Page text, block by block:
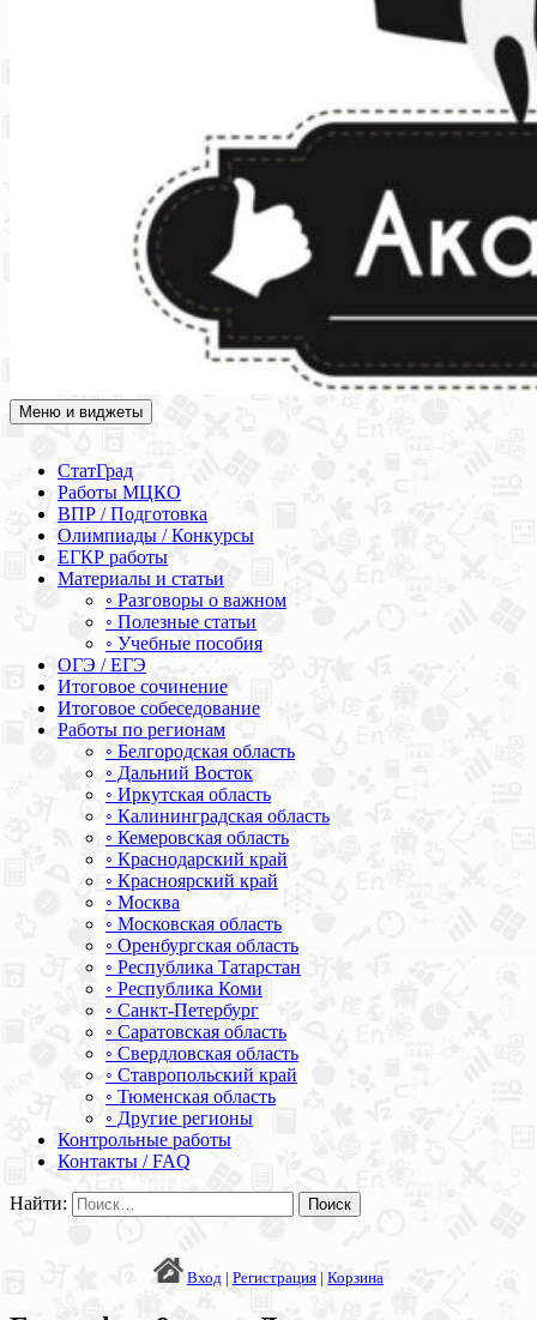
Академия СОВА
Подготовка к ЕГЭ, ОГЭ, ВПР, МЦКО, СтатГрад, КДР, ВОШ,
Меню и виджеты
СтатГрад
Работы МЦКО
ВПР / Подготовка
Олимпиады / Конкурсы
ЕГКР работы
Материалы и статьи
◦ Разговоры о важном
◦ Полезные статьи
◦ Учебные пособия
ОГЭ / ЕГЭ
Итоговое сочинение
Итоговое собеседование
Работы по регионам
◦ Белгородская область
◦ Дальний Восток
◦ Иркутская область
◦ Калининградская область
◦ Кемеровская область
◦ Краснодарский край
◦ Красноярский край
◦ Москва
◦ Московская область
◦ Оренбургская область
◦ Республика Татарстан
◦ Республика Коми
◦ Санкт-Петербург
◦ Саратовская область
◦ Свердловская область
◦ Ставропольский край
◦ Тюменская область
◦ Другие регионы
Контрольные работы
Контакты / FAQ
Найти:
Вход | Регистрация | Корзина